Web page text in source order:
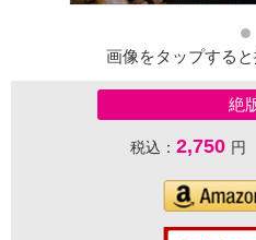
画像をタップすると
絶
税込： 2,750 円